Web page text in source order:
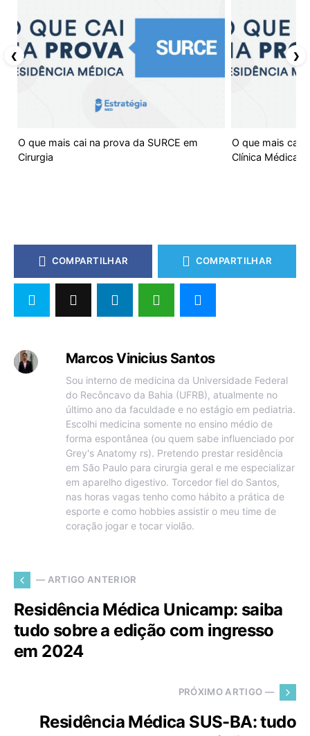
O que mais cai na prova da SURCE em
Cirurgia
O que mais cai
Clínica Médica
❮ ❯
COMPARTILHAR COMPARTILHAR
Marcos Vinicius Santos
Sou interno de medicina da Universidade Federal
do Recôncavo da Bahia (UFRB), atualmente no
último ano da faculdade e no estágio em pediatria.
Escolhi medicina somente no ensino médio de
forma espontânea (ou quem sabe influenciado por
Grey's Anatomy rs). Pretendo prestar residência
em São Paulo para cirurgia geral e me especializar
em aparelho digestivo. Torcedor fiel do Santos,
nas horas vagas tenho como hábito a prática de
esporte e como hobbies assistir o meu time de
coração jogar e tocar violão.
— ARTIGO ANTERIOR
Residência Médica Unicamp: saiba
tudo sobre a edição com ingresso
em 2024
PRÓXIMO ARTIGO —
Residência Médica SUS-BA: tudo